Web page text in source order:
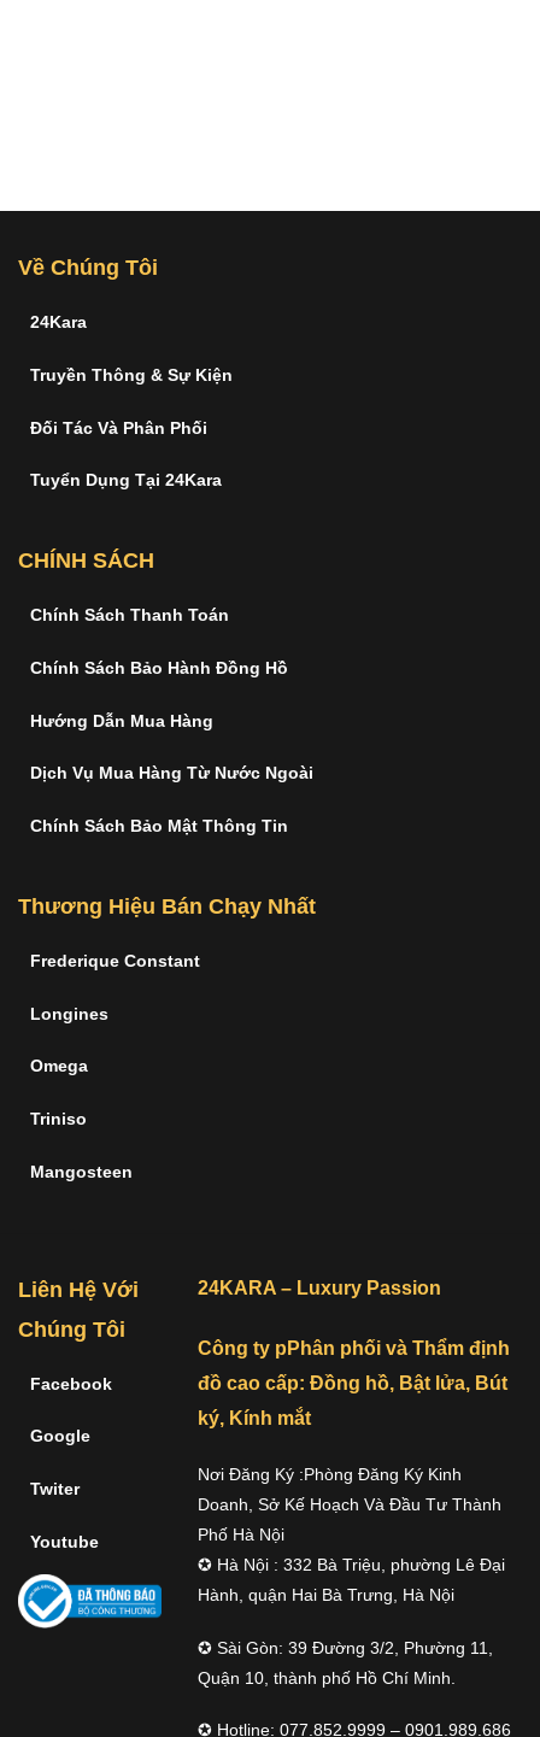
Về Chúng Tôi
24Kara
Truyền Thông & Sự Kiện
Đối Tác Và Phân Phối
Tuyển Dụng Tại 24Kara
CHÍNH SÁCH
Chính Sách Thanh Toán
Chính Sách Bảo Hành Đồng Hồ
Hướng Dẫn Mua Hàng
Dịch Vụ Mua Hàng Từ Nước Ngoài
Chính Sách Bảo Mật Thông Tin
Thương Hiệu Bán Chạy Nhất
Frederique Constant
Longines
Omega
Triniso
Mangosteen
Liên Hệ Với
Chúng Tôi
Facebook
Google
Twiter
Youtube
24KARA – Luxury Passion
Công ty pPhân phối và Thẩm định
đồ cao cấp: Đồng hồ, Bật lửa, Bút
ký, Kính mắt
Nơi Đăng Ký :Phòng Đăng Ký Kinh
Doanh, Sở Kế Hoạch Và Đầu Tư Thành
Phố Hà Nội
✪ Hà Nội : 332 Bà Triệu, phường Lê Đại
Hành, quận Hai Bà Trưng, Hà Nội
✪ Sài Gòn: 39 Đường 3/2, Phường 11,
Quận 10, thành phố Hồ Chí Minh.
✪ Hotline: 077.852.9999 – 0901.989.686